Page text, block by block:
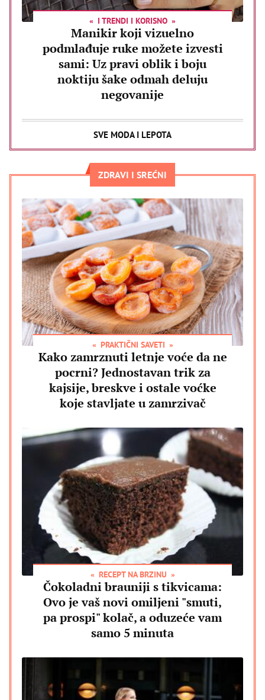
I TRENDI I KORISNO
Manikir koji vizuelno
podmlađuje ruke možete izvesti
sami: Uz pravi oblik i boju
noktiju šake odmah deluju
negovanije
SVE MODA I LEPOTA
ZDRAVI I SREĆNI
PRAKTIČNI SAVETI
Kako zamrznuti letnje voće da ne
pocrni? Jednostavan trik za
kajsije, breskve i ostale voćke
koje stavljate u zamrzivač
RECEPT NA BRZINU
Čokoladni brauniji s tikvicama:
Ovo je vaš novi omiljeni "smuti,
pa prospi" kolač, a oduzeće vam
samo 5 minuta